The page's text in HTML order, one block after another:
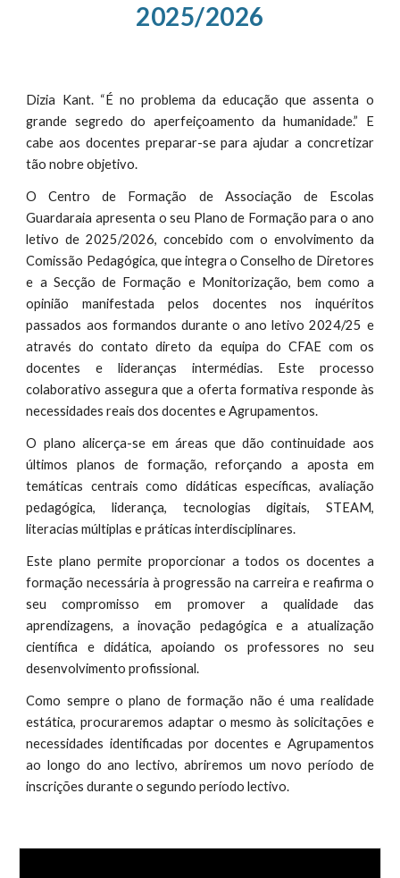
2025/2026
Dizia Kant. “É no problema da educação que assenta o
grande segredo do aperfeiçoamento da humanidade.” E
cabe aos docentes preparar-se para ajudar a concretizar
tão nobre objetivo.
O Centro de Formação de Associação de Escolas
Guardaraia apresenta o seu Plano de Formação para o ano
letivo de 2025/2026, concebido com o envolvimento da
Comissão Pedagógica, que integra o Conselho de Diretores
e a Secção de Formação e Monitorização, bem como a
opinião manifestada pelos docentes nos inquéritos
passados aos formandos durante o ano letivo 2024/25 e
através do contato direto da equipa do CFAE com os
docentes e lideranças intermédias. Este processo
colaborativo assegura que a oferta formativa responde às
necessidades reais dos docentes e Agrupamentos.
O plano alicerça-se em áreas que dão continuidade aos
últimos planos de formação, reforçando a aposta em
temáticas centrais como didáticas específicas, avaliação
pedagógica, liderança, tecnologias digitais, STEAM,
literacias múltiplas e práticas interdisciplinares.
Este plano permite proporcionar a todos os docentes a
formação necessária à progressão na carreira e reafirma o
seu compromisso em promover a qualidade das
aprendizagens, a inovação pedagógica e a atualização
científica e didática, apoiando os professores no seu
desenvolvimento profissional.
Como sempre o plano de formação não é uma realidade
estática, procuraremos adaptar o mesmo às solicitações e
necessidades identificadas por docentes e Agrupamentos
ao longo do ano lectivo, abriremos um novo período de
inscrições durante o segundo período lectivo.